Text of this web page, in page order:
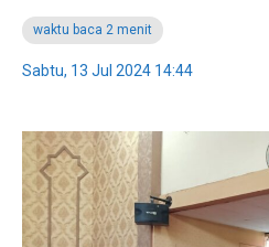
waktu baca 2 menit
Sabtu, 13 Jul 2024 14:44